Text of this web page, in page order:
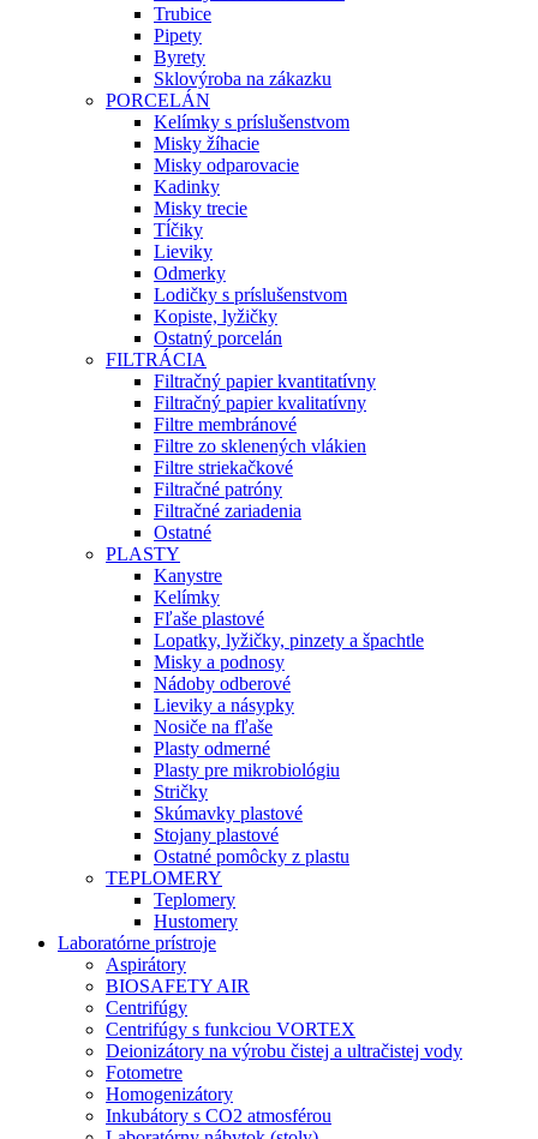
Trubice
Pipety
Byrety
Sklovýroba na zákazku
PORCELÁN
Kelímky s príslušenstvom
Misky žíhacie
Misky odparovacie
Kadinky
Misky trecie
Tĺčiky
Lieviky
Odmerky
Lodičky s príslušenstvom
Kopiste, lyžičky
Ostatný porcelán
FILTRÁCIA
Filtračný papier kvantitatívny
Filtračný papier kvalitatívny
Filtre membránové
Filtre zo sklenených vlákien
Filtre striekačkové
Filtračné patróny
Filtračné zariadenia
Ostatné
PLASTY
Kanystre
Kelímky
Fľaše plastové
Lopatky, lyžičky, pinzety a špachtle
Misky a podnosy
Nádoby odberové
Lieviky a násypky
Nosiče na fľaše
Plasty odmerné
Plasty pre mikrobiológiu
Stričky
Skúmavky plastové
Stojany plastové
Ostatné pomôcky z plastu
TEPLOMERY
Teplomery
Hustomery
Laboratórne prístroje
Aspirátory
BIOSAFETY AIR
Centrifúgy
Centrifúgy s funkciou VORTEX
Deionizátory na výrobu čistej a ultračistej vody
Fotometre
Homogenizátory
Inkubátory s CO2 atmosférou